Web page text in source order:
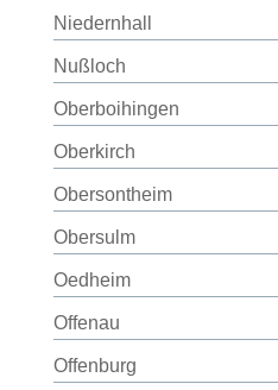
Niedernhall
Nußloch
Oberboihingen
Oberkirch
Obersontheim
Obersulm
Oedheim
Offenau
Offenburg